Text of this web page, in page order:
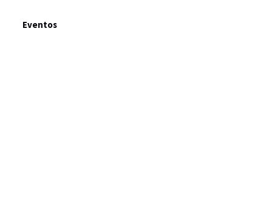
Eventos